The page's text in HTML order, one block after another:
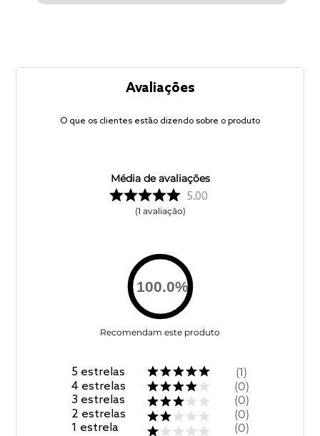
Avaliações
O que os clientes estão dizendo sobre o produto
Média de avaliações
5.00
1 avaliação
100.0%
Recomendam este produto
5 estrelas
4 estrelas
3 estrelas
2 estrelas
1 estrela
1
0
0
0
0